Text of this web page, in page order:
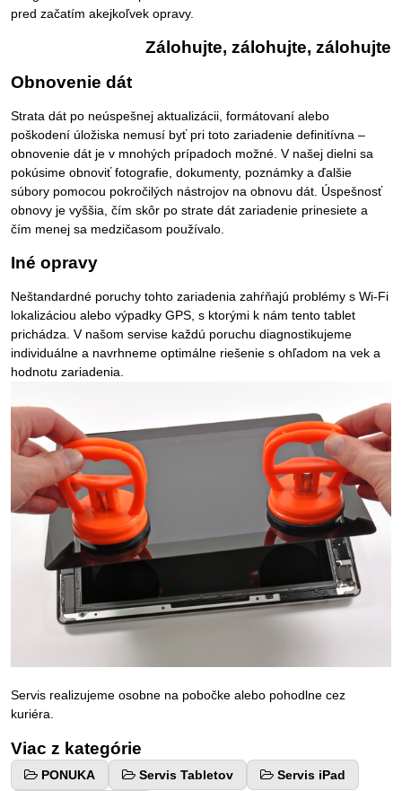
pred začatím akejkoľvek opravy.
Zálohujte, zálohujte, zálohujte
Obnovenie dát
Strata dát po neúspešnej aktualizácii, formátovaní alebo
poškodení úložiska nemusí byť pri toto zariadenie definitívna –
obnovenie dát je v mnohých prípadoch možné. V našej dielni sa
pokúsime obnoviť fotografie, dokumenty, poznámky a ďalšie
súbory pomocou pokročilých nástrojov na obnovu dát. Úspešnosť
obnovy je vyššia, čím skôr po strate dát zariadenie prinesiete a
čím menej sa medzičasom používalo.
Iné opravy
Neštandardné poruchy tohto zariadenia zahŕňajú problémy s Wi-Fi
lokalizáciou alebo výpadky GPS, s ktorými k nám tento tablet
prichádza. V našom servise každú poruchu diagnostikujeme
individuálne a navrhneme optimálne riešenie s ohľadom na vek a
hodnotu zariadenia.
Servis realizujeme osobne na pobočke alebo pohodlne cez
kuriéra.
Viac z kategórie
PONUKA Servis Tabletov Servis iPad